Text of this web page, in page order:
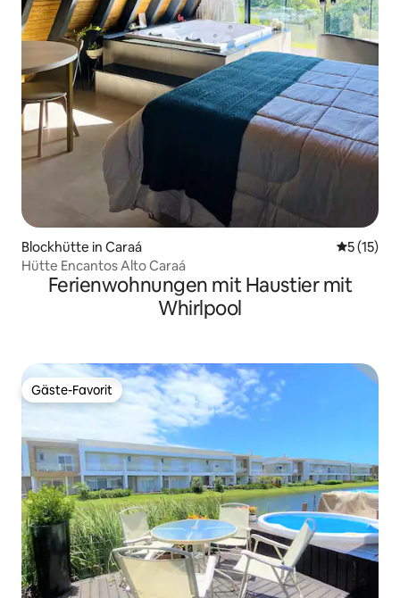
Blockhütte in Caraá
5 (15)
Hütte Encantos Alto Caraá
Ferienwohnungen mit Haustier mit
Whirlpool
Gäste-Favorit
Gäste-Favorit